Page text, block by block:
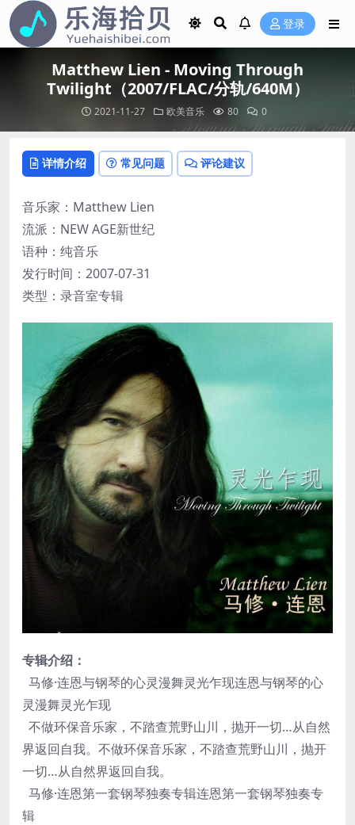
登录
Matthew Lien - Moving Through
Twilight（2007/FLAC/分轨/640M）
2021-11-27 欧美音乐 80 0
详情介绍 常见问题 评论建议
音乐家：Matthew Lien
流派：NEW AGE新世纪
语种：纯音乐
发行时间：2007-07-31
类型：录音室专辑
专辑介绍：
马修·连恩与钢琴的心灵漫舞灵光乍现连恩与钢琴的心
灵漫舞灵光乍现
不做环保音乐家，不踏查荒野山川，抛开一切…从自然
界返回自我。不做环保音乐家，不踏查荒野山川，抛开
一切…从自然界返回自我。
马修·连恩第一套钢琴独奏专辑连恩第一套钢琴独奏专
辑